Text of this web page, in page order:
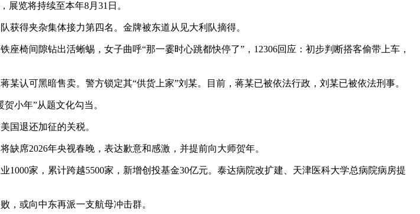
览将持续至本年8月31日。
得夹杂集体接力第四名。金牌被东道从见大利队摘得。
间隙钻出活蜥蜴，女子曲呼“那一霎时心跳都快停了”，12306回应：初步判断搭客偷带上车，
可黑暗售卖。警方锁定其“供货上家”刘某。目前，蒋某已被依法行政，刘某已被依法刑事。
小年”从题文化勾当。
退还加征的关税。
席2026年央视春晚，表达歉意和感激，并提前向大师贺年。
家，累计跨越5500家，新增创投基金30亿元。泰达病院改扩建、天津医科大学总病院病房提
或向中东再派一支航母冲击群。